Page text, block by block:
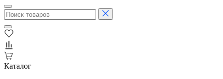
Каталог